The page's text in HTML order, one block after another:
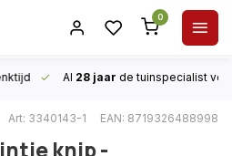
0
Al 28 jaar de tuinspecialist
Art: 3340143-1 EAN: 8719326488998
knip -